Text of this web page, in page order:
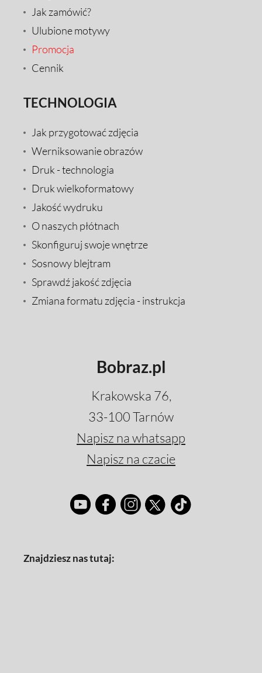
Jak zamówić?
Ulubione motywy
Promocja
Cennik
TECHNOLOGIA
Jak przygotować zdjęcia
Werniksowanie obrazów
Druk - technologia
Druk wielkoformatowy
Jakość wydruku
O naszych płótnach
Skonfiguruj swoje wnętrze
Sosnowy blejtram
Sprawdź jakość zdjęcia
Zmiana formatu zdjęcia - instrukcja
Bobraz.pl
Krakowska 76,
33-100 Tarnów
Napisz na whatsapp
Napisz na czacie
Znajdziesz nas tutaj: